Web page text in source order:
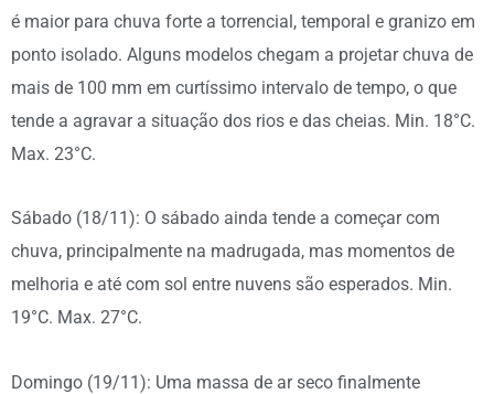
é maior para chuva forte a torrencial, temporal e granizo em
ponto isolado. Alguns modelos chegam a projetar chuva de
mais de 100 mm em curtíssimo intervalo de tempo, o que
tende a agravar a situação dos rios e das cheias. Min. 18°C.
Max. 23°C.
Sábado (18/11): O sábado ainda tende a começar com
chuva, principalmente na madrugada, mas momentos de
melhoria e até com sol entre nuvens são esperados. Min.
19°C. Max. 27°C.
Domingo (19/11): Uma massa de ar seco finalmente